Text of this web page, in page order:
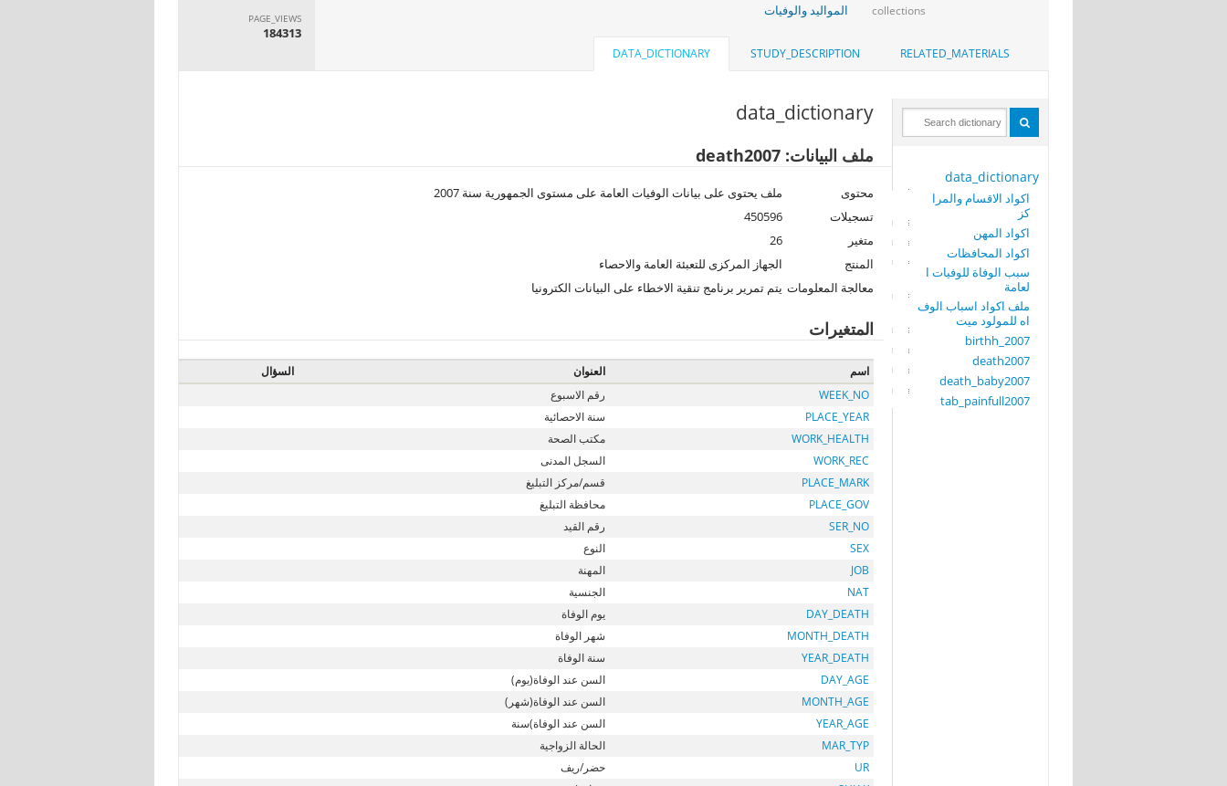
collections المواليد والوفيات PAGE_VIEWS
184313
RELATED_MATERIALS
STUDY_DESCRIPTION
DATA_DICTIONARY
data_dictionary
اكواد الاقسام والمرا
كز
اكواد المهن
اكواد المحافظات
سبب الوفاة للوفيات ا
لعامة
ملف اكواد اسباب الوف
اه للمولود ميت
birthh_2007
death2007
death_baby2007
tab_painfull2007
data_dictionary
ملف البيانات: death2007
محتوى
ملف يحتوى على بيانات الوفيات العامة على مستوى الجمهورية سنة 2007
تسجيلات
450596
متغير
26
المنتج
الجهاز المركزى للتعبئة العامة والاحصاء
معالجة المعلومات يتم تمرير برنامج تنقية الاخطاء على البيانات الكترونيا
المتغيرات
اسم العنوان
السؤال
WEEK_NO
رقم الاسبوع
PLACE_YEAR
سنة الاحصائية
WORK_HEALTH
مكتب الصحة
WORK_REC
السجل المدنى
PLACE_MARK
قسم/مركز التبليغ
PLACE_GOV
محافظة التبليغ
SER_NO
رقم القيد
SEX
النوع
JOB
المهنة
NAT
الجنسية
DAY_DEATH
يوم الوفاة
MONTH_DEATH
شهر الوفاة
YEAR_DEATH
سنة الوفاة
DAY_AGE
السن عند الوفاة(يوم)
MONTH_AGE
السن عند الوفاة(شهر)
YEAR_AGE
السن عند الوفاة)سنة
MAR_TYP
الحالة الزواجية
UR
حضر/ريف